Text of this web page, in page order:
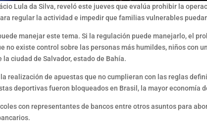
Lula da Silva, reveló este jueves que evalúa prohibir la
regular la actividad e impedir que familias vulnerables
manejar este tema. Si la regulación puede manejarlo, el
no existe control sobre las personas más humildes, niños con
ciudad de Salvador, estado de Bahía.
realización de apuestas que no cumplieran con las reglas
deportivas fueron bloqueados en Brasil, la mayor economía
con representantes de bancos entre otros asuntos para